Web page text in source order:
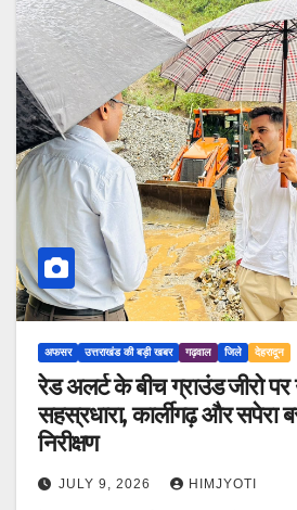
अफसर उत्तराखंड की बड़ी खबर गढ़वाल जिले देहरादून
रेड अलर्ट के बीच ग्राउंड जीरो पर
सहस्रधारा, कार्लीगढ़ और सपेरा
निरीक्षण
JULY 9, 2026 HIMJYOTI